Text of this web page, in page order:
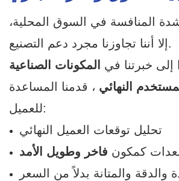
المنافسة في السوق المحلية،
إلا أننا تجاوزنا مجرد دعم التصنيع.
إلى خبرتنا في
المكونات الصناعية
النهائي ، قدمنا ​​المساعدة
للعميل:
تحليل توقعات العميل النهائي
كمكون فاخر وطويل الأمد
والدقة والمتانة بدلاً من السعر